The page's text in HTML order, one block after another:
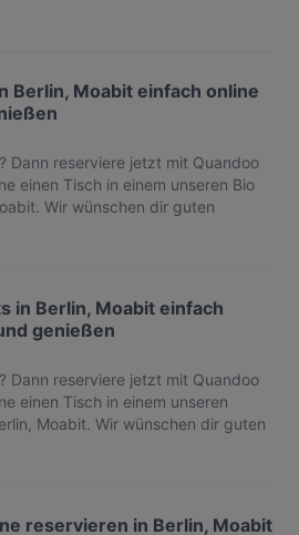
Berlin, Moabit einfach online
Dann reserviere jetzt mit Quandoo
einen Tisch in einem unseren Bio
Wir wünschen dir guten
in Berlin, Moabit einfach
genießen
Dann reserviere jetzt mit Quandoo
einen Tisch in einem unseren
Moabit. Wir wünschen dir guten
reservieren in Berlin, Moabit